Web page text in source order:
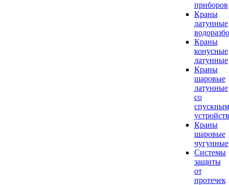
приборов
Краны
латунные
Краны
конусные
латунные
Краны
шаровые
латунные
со
спускным
Краны
шаровые
чугунные
Системы
защиты
от
протечек